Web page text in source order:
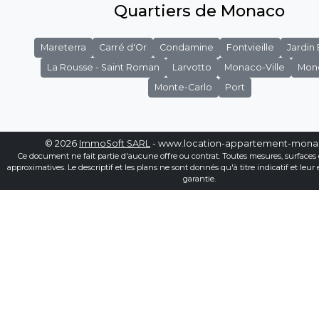
Quartiers de Monaco
Mareterra Carré d'Or Condamine Fontvieille
Jardin
La Rousse - Saint Roman
Larvotto Monaco-Ville
Monte-Carlo
Port
© 2026 ImmoSoft SARL - www.location-appartement-
Ce document ne fait partie d'aucune offre ou contrat. Toutes mesures, surfaces
approximatives. Le descriptif et les plans ne sont donnés qu'à titre indicatif et leur
garantie.